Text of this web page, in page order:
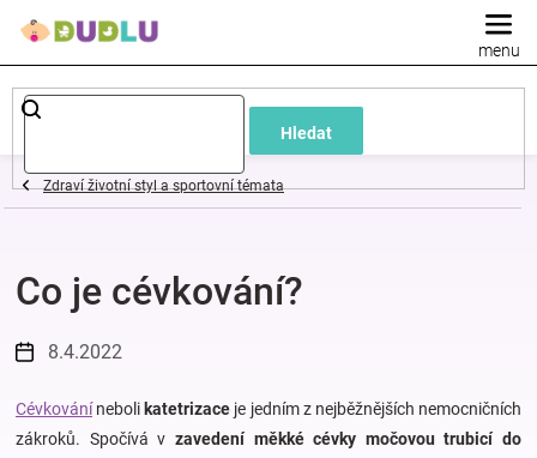
Hledat
Dětské
a
oblečení
Pokojíček
a
Zdraví životní styl a sportovní témata
Co je cévkování?
8.4.2022
Cévkováníneboli katetrizace je jedním z nejběžnějších nemocničních
zákroků. Spočívá v zavedení měkké cévky močovou trubicí do